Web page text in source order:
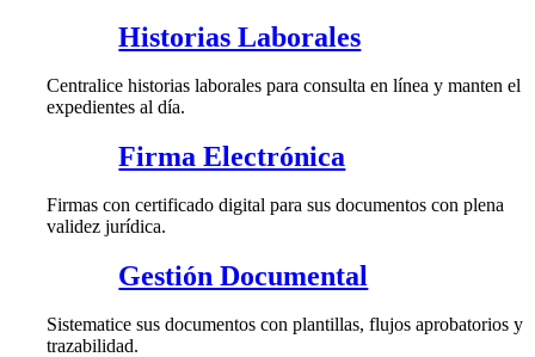
Historias Laborales
Centralice historias laborales para consulta en línea y manten el
expedientes al día.
Firma Electrónica
Firmas con certificado digital para sus documentos con plena
validez jurídica.
Gestión Documental
Sistematice sus documentos con plantillas, flujos aprobatorios y
trazabilidad.